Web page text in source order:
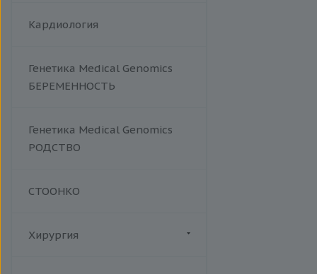
Кардиология
Генетика Medical Genomics
БЕРЕМЕННОСТЬ
Генетика Medical Genomics
РОДСТВО
СТООНКО
Хирургия